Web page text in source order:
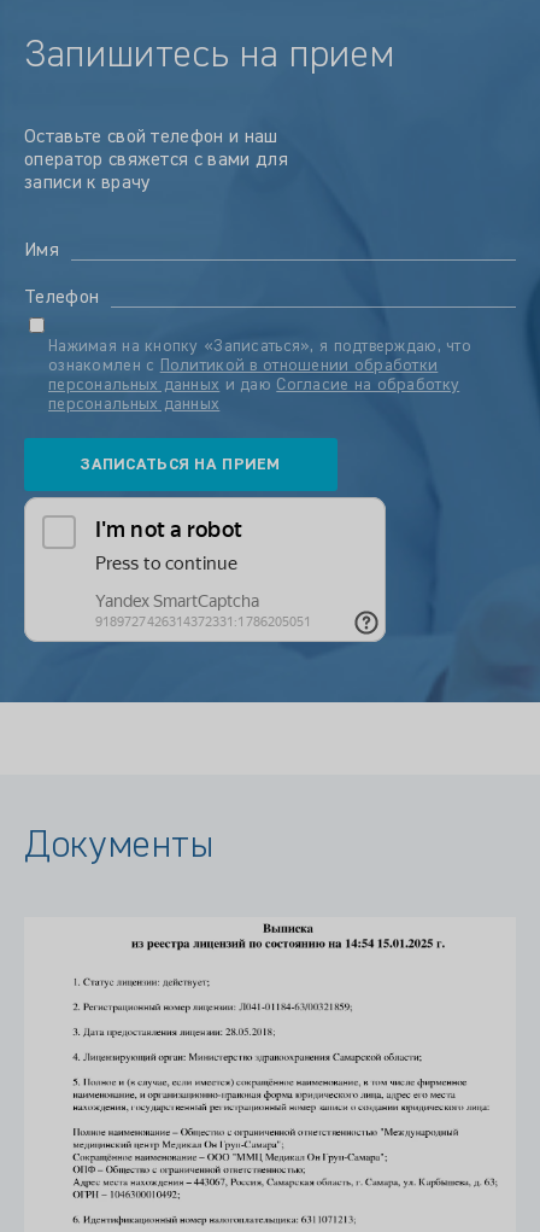
Запишитесь на прием
Оставьте свой телефон и наш
оператор свяжется с вами для
записи к врачу
Имя
Телефон
Нажимая на кнопку «Записаться», я подтверждаю, что
ознакомлен с
Политикой в отношении обработки
персональных данных и даю Согласие на обработку
персональных данных
Документы